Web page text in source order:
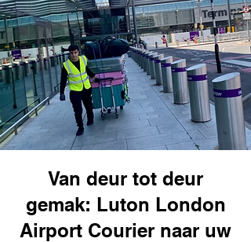
Van deur tot deur
gemak: Luton London
Airport Courier naar uw